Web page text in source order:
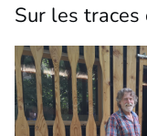
Sur les traces